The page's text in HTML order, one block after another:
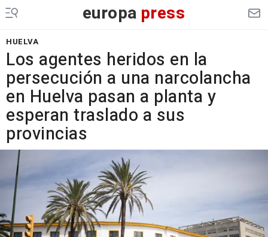
europa press
HUELVA
Los agentes heridos en la
persecución a una narcolancha
en Huelva pasan a planta y
esperan traslado a sus
provincias